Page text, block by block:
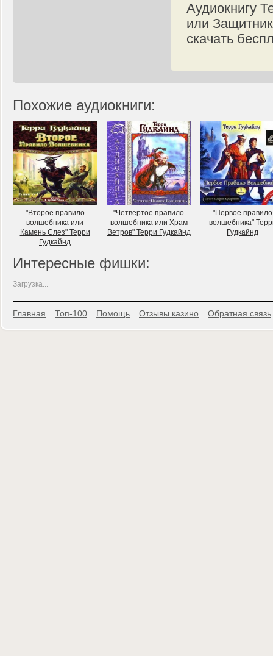
Аудиокнигу
или
скачать
Похожие аудиокниги:
"Второе правило
волшебника или
Камень Слез" Терри
Гудкайнд
"Четвертое правило
волшебника или Храм
Ветров" Терри Гудкайнд
"Первое правило
волшебника"
Гудкайнд
Интересные фишки:
Загрузка...
Главная Топ-100 Помощь Отзывы казино Обратная связь